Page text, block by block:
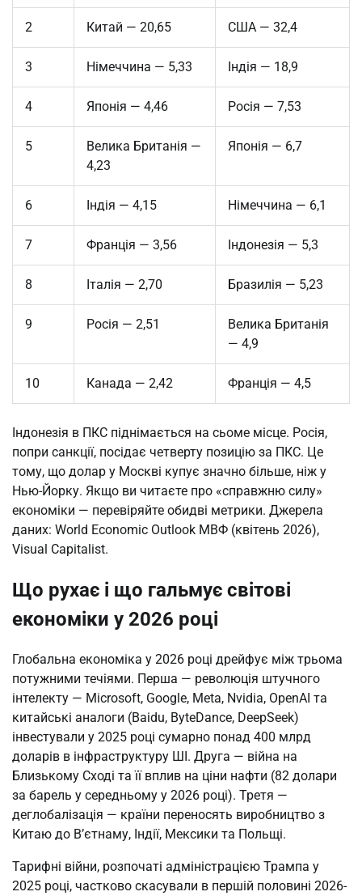
2 Китай — 20,65 США — 32,4
3 Німеччина — 5,33 Індія — 18,9
4 Японія — 4,46 Росія — 7,53
5
Велика Британія —
4,23
Японія — 6,7
6 Індія — 4,15 Німеччина — 6,1
7 Франція — 3,56 Індонезія — 5,3
8 Італія — 2,70 Бразилія — 5,23
9 Росія — 2,51
Велика Британія
— 4,9
10 Канада — 2,42 Франція — 4,5
Індонезія в ПКС піднімається на сьоме місце. Росія,
попри санкції, посідає четверту позицію за ПКС. Це
тому, що долар у Москві купує значно більше, ніж у
Нью-Йорку. Якщо ви читаєте про «справжню силу»
економіки — перевіряйте обидві метрики. Джерела
даних: World Economic Outlook МВФ (квітень 2026),
Visual Capitalist.
Що рухає і що гальмує світові
економіки у 2026 році
Глобальна економіка у 2026 році дрейфує між трьома
потужними течіями. Перша — революція штучного
інтелекту — Microsoft, Google, Meta, Nvidia, OpenAI та
китайські аналоги (Baidu, ByteDance, DeepSeek)
інвестували у 2025 році сумарно понад 400 млрд
доларів в інфраструктуру ШІ. Друга — війна на
Близькому Сході та її вплив на ціни нафти (82 долари
за барель у середньому у 2026 році). Третя —
деглобалізація — країни переносять виробництво з
Китаю до В’єтнаму, Індії, Мексики та Польщі.
Тарифні війни, розпочаті адміністрацією Трампа у
2025 році, частково скасували в першій половині 2026-